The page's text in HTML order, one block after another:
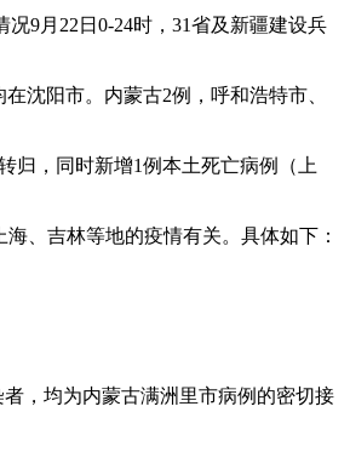
9月22日0-24时，31省及新疆建设兵
沈阳市。内蒙古2例，呼和浩特市、
归，同时新增1例本土死亡病例（上
、吉林等地的疫情有关。具体如下：
，均为内蒙古满洲里市病例的密切接